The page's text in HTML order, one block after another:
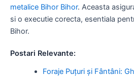
metalice Bihor Bihor. Aceasta
si o executie corecta, esentiala
Bihor.
Postari Relevante:
Foraje Puțuri și Fântâni: